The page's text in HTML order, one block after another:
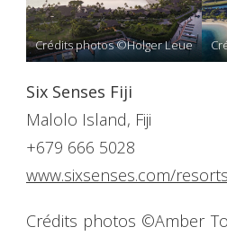
Crédits photos ©Holger Leue
Six Senses Fiji
Malolo Island, Fiji
+679 666 5028
www.sixsenses.com/
Crédits photos ©Amber